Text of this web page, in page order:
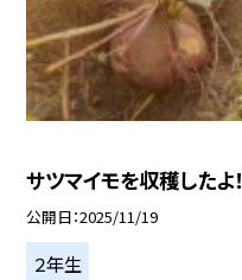
サツマイモを収穫したよ！
公開日 2025/11/19
２年生